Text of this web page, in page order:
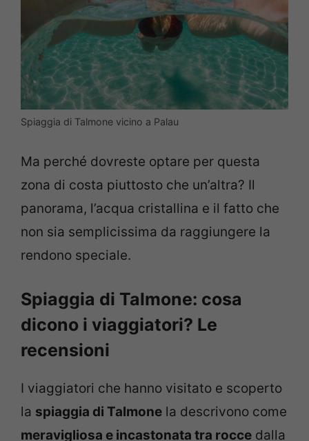
Spiaggia di Talmone vicino a Palau
Ma perché dovreste optare per questa
zona di costa piuttosto che un’altra? Il
panorama, l’acqua cristallina e il fatto che
non sia semplicissima da raggiungere la
rendono speciale.
Spiaggia di Talmone: cosa
dicono i viaggiatori? Le
recensioni
I viaggiatori che hanno visitato e scoperto
la spiaggia di Talmone la descrivono come
meravigliosa e incastonata tra rocce dalla